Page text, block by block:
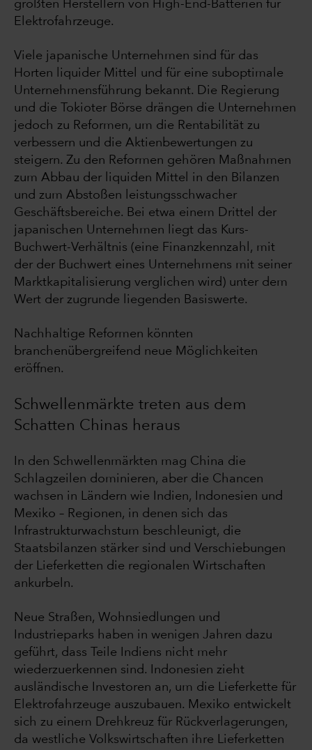
größten Herstellern von High-End-Batterien für
Elektrofahrzeuge.
Viele japanische Unternehmen sind für das
Horten liquider Mittel und für eine suboptimale
Unternehmensführung bekannt. Die Regierung
und die Tokioter Börse drängen die Unternehmen
jedoch zu Reformen, um die Rentabilität zu
verbessern und die Aktienbewertungen zu
steigern. Zu den Reformen gehören Maßnahmen
zum Abbau der liquiden Mittel in den Bilanzen
und zum Abstoßen leistungsschwacher
Geschäftsbereiche. Bei etwa einem Drittel der
japanischen Unternehmen liegt das Kurs-
Buchwert-Verhältnis (eine Finanzkennzahl, mit
der der Buchwert eines Unternehmens mit seiner
Marktkapitalisierung verglichen wird) unter dem
Wert der zugrunde liegenden Basiswerte.
Nachhaltige Reformen könnten
branchenübergreifend neue Möglichkeiten
eröffnen.
Schwellenmärkte treten aus dem
Schatten Chinas heraus
In den Schwellenmärkten mag China die
Schlagzeilen dominieren, aber die Chancen
wachsen in Ländern wie Indien, Indonesien und
Mexiko – Regionen, in denen sich das
Infrastrukturwachstum beschleunigt, die
Staatsbilanzen stärker sind und Verschiebungen
der Lieferketten die regionalen Wirtschaften
ankurbeln.
Neue Straßen, Wohnsiedlungen und
Industrieparks haben in wenigen Jahren dazu
geführt, dass Teile Indiens nicht mehr
wiederzuerkennen sind. Indonesien zieht
ausländische Investoren an, um die Lieferkette für
Elektrofahrzeuge auszubauen. Mexiko entwickelt
sich zu einem Drehkreuz für Rückverlagerungen,
da westliche Volkswirtschaften ihre Lieferketten